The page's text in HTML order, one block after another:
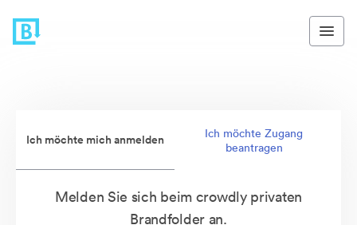
Ich möchte mich anmelden
Ich möchte Zugang
beantragen
Melden Sie sich beim crowdly privaten
Brandfolder an.